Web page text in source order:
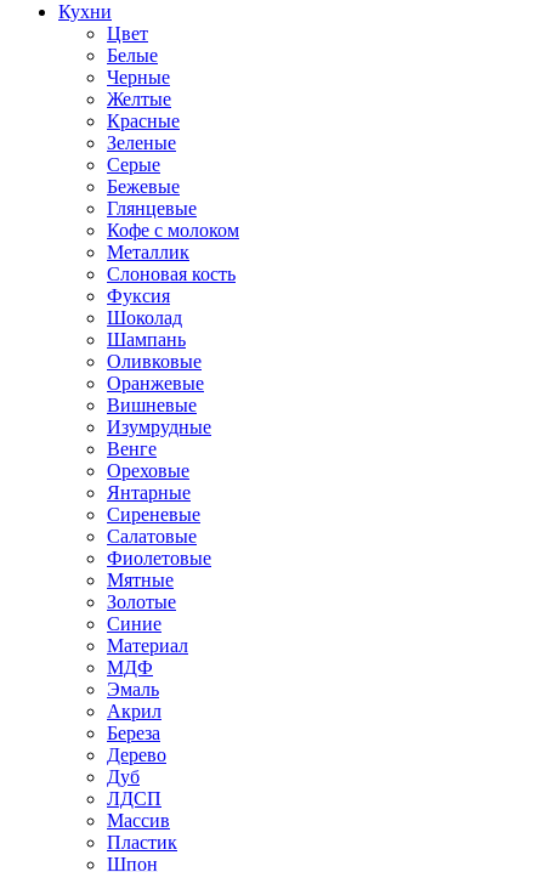
Кухни
Цвет
Белые
Черные
Желтые
Красные
Зеленые
Серые
Бежевые
Глянцевые
Кофе с молоком
Металлик
Слоновая кость
Фуксия
Шоколад
Шампань
Оливковые
Оранжевые
Вишневые
Изумрудные
Венге
Ореховые
Янтарные
Сиреневые
Салатовые
Фиолетовые
Мятные
Золотые
Синие
Материал
МДФ
Эмаль
Акрил
Береза
Дерево
Дуб
ЛДСП
Массив
Пластик
Шпон